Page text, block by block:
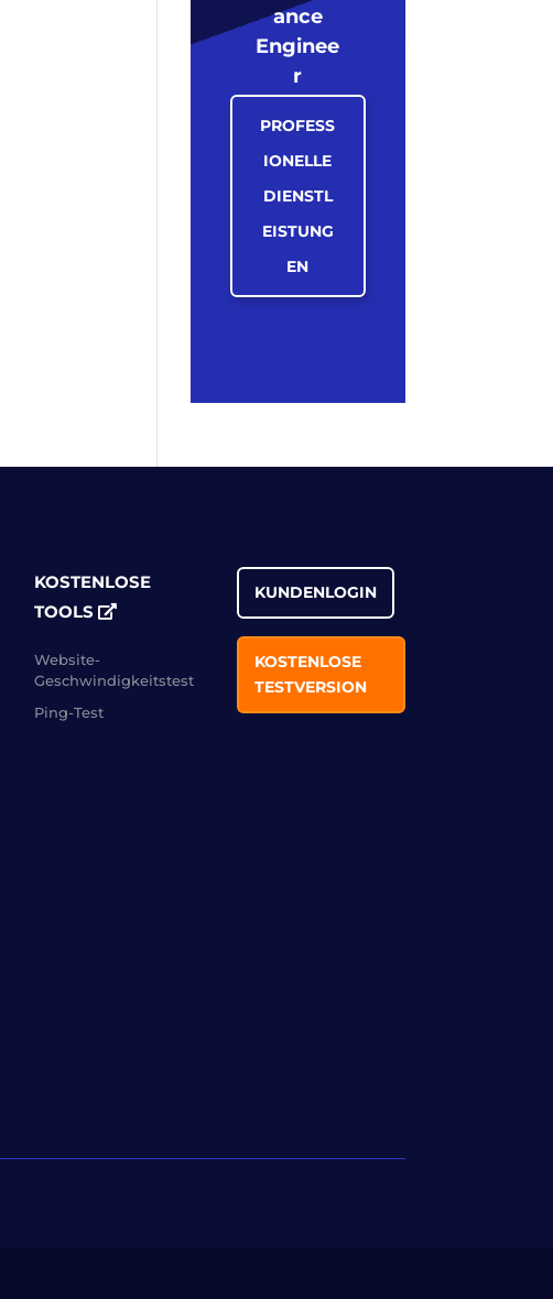
ance
Enginee
r
PROFESS
IONELLE
DIENSTL
EISTUNG
EN
KOSTENLOSE
TOOLS
Website-
Geschwindigkeitstest
Ping-Test
KUNDENLOGIN
KOSTENLOSE
TESTVERSION